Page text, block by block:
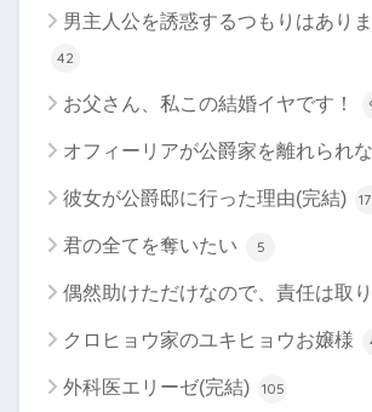
男主人公を誘惑するつもりはあり
42
お父さん、私この結婚イヤです！
オフィーリアが公爵家を離れられ
彼女が公爵邸に行った理由(完結)
君の全てを奪いたい 5
偶然助けただけなので、責任は取
クロヒョウ家のユキヒョウお嬢様
外科医エリーゼ(完結) 105